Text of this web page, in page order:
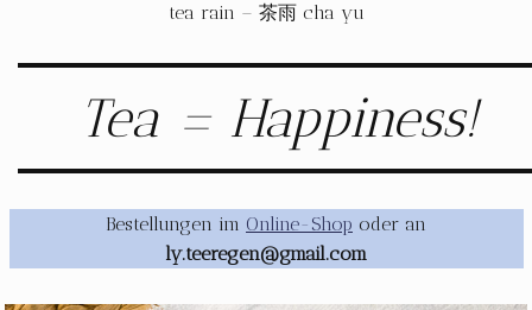
tea rain – 茶雨 cha yu
Tea = Happiness!
Bestellungen im Online-Shop oder an
ly.teeregen@gmail.com